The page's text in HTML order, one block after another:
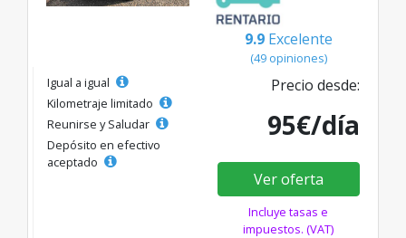
9.9 Excelente
(49 opiniones)
Igual a igual
Kilometraje limitado
Reunirse y Saludar
Depósito en efectivo
aceptado
Precio desde:
95€/día
Ver oferta
Incluye tasas e
impuestos. (VAT)